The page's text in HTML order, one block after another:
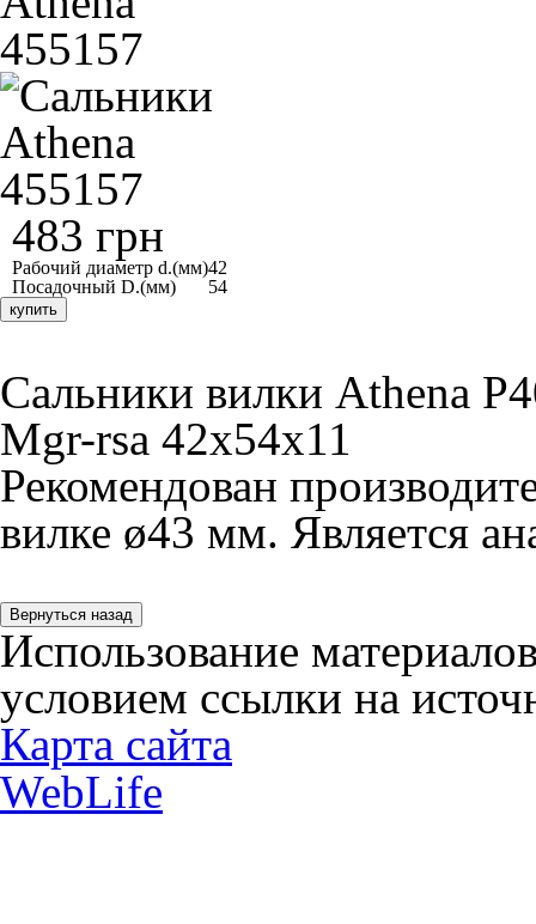
483 грн
Рабочий диаметр d.(мм)42
Посадочный D.(мм)
54
купить
Сальники вилки Athena
Mgr-rsa 42x54x11
Рекомендован
вилке ø43 мм. Является
Использование
условием ссылки на
Карта сайта
WebLife